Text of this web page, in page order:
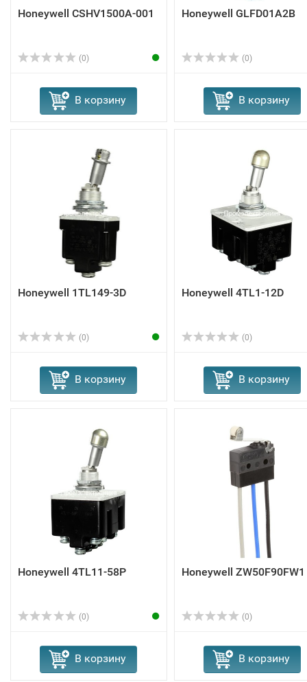
Honeywell CSHV1500A-001
(0)
В корзину
Honeywell GLFD01A2B
(0)
В корзину
Honeywell 1TL149-3D
(0)
В корзину
Honeywell 4TL1-12D
(0)
В корзину
Honeywell 4TL11-58P
(0)
В корзину
Honeywell ZW50F90FW1
(0)
В корзину